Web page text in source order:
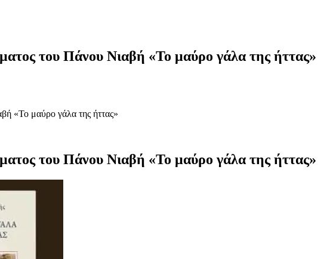
του Πάνου Νιαβή «Το μαύρο γάλα της ήττας»
«Το μαύρο γάλα της ήττας»
του Πάνου Νιαβή «Το μαύρο γάλα της ήττας»